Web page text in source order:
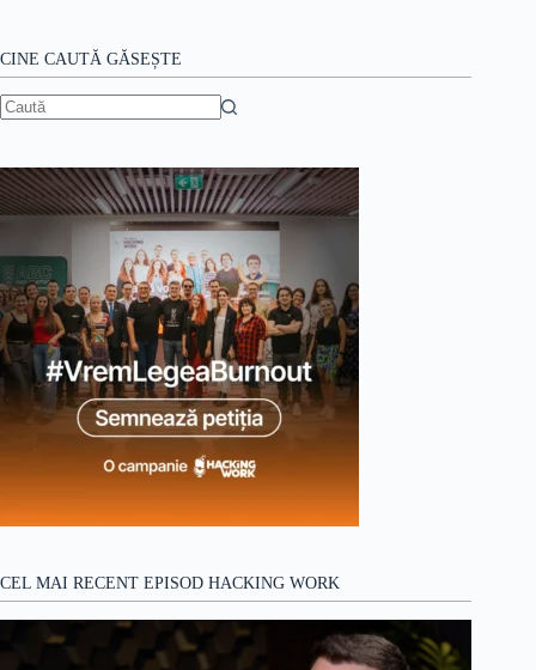
ferește:
Poparudă-
vino
udă!
CINE CAUTĂ GĂSEȘTE
CEL MAI RECENT EPISOD HACKING WORK